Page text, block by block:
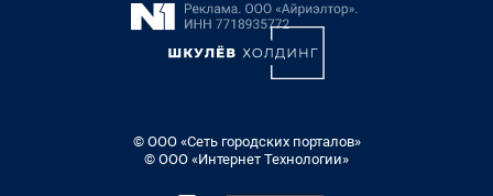
© ООО «Сеть городских порталов»
© ООО «Интернет Технологии»